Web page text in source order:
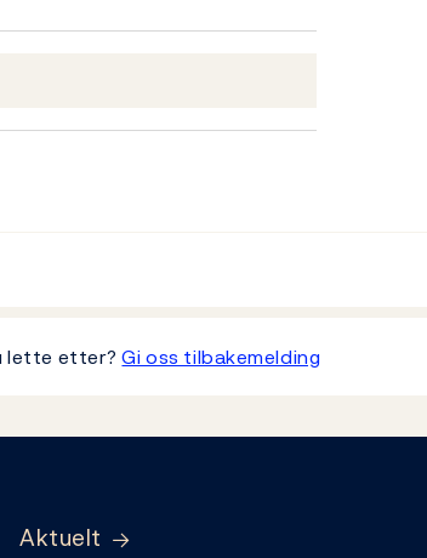
lette etter?Gi oss tilbakemelding
Aktuelt